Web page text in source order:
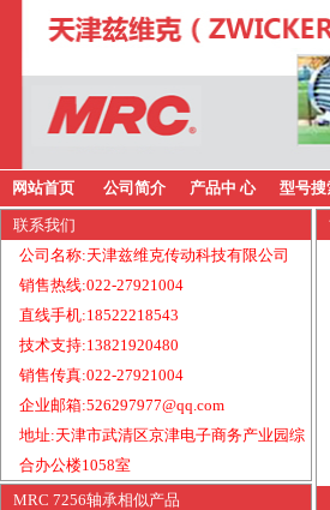
网站首页 公司简介 产品中 心 型号搜
联系我们
公司名称:天津兹维克传动科技有限公司
销售热线:022-27921004
直线手机:18522218543
技术支持:13821920480
销售传真:022-27921004
企业邮箱:526297977@qq.com
地址:天津市武清区京津电子商务产业园综
合办公楼1058室
MRC 7256轴承相似产品